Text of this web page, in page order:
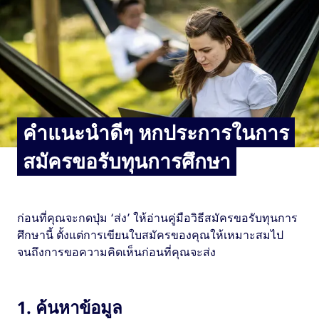
คำแนะนำดีๆ หกประการในการ
สมัครขอรับทุนการศึกษา
ก่อนที่คุณจะกดปุ่ม ‘ส่ง’ ให้อ่านคู่มือวิธีสมัครขอรับทุนการ
ศึกษานี้ ตั้งแต่การเขียนใบสมัครของคุณให้เหมาะสมไป
จนถึงการขอความคิดเห็นก่อนที่คุณจะส่ง
1. ค้นหาข้อมูล